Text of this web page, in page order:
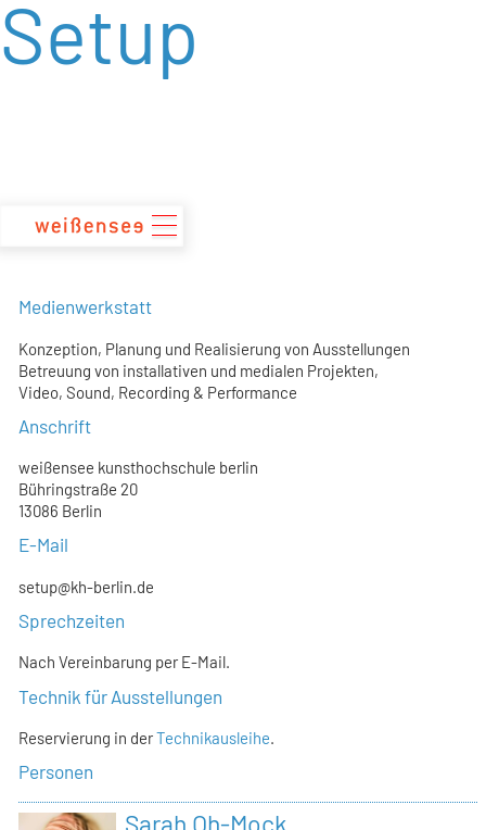
zum
Inhalt
Setup
Medienwerkstatt
Konzeption, Planung und Realisierung von Ausstellungen
Betreuung von installativen und medialen Projekten,
Video, Sound, Recording & Performance
Anschrift
weißensee kunsthochschule berlin
Bühringstraße 20
13086 Berlin
E-Mail
setup@kh-berlin.de
Sprechzeiten
Nach Vereinbarung per E-Mail.
Technik für Ausstellungen
Reservierung in derTechnikausleihe.
Personen
Sarah Oh-Mock